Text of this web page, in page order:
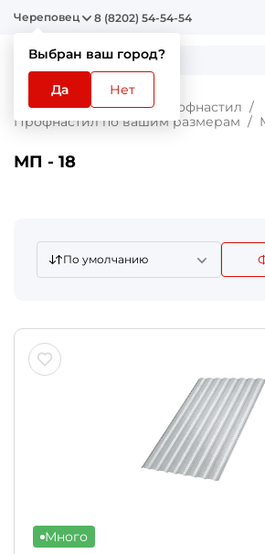
Череповец
Выбран ваш город?
Да Нет
8 (8202) 54-54-54
Главная Каталог
Профнастил
Профнастил по вашим размерам
МП - 18
По умолчанию
Много